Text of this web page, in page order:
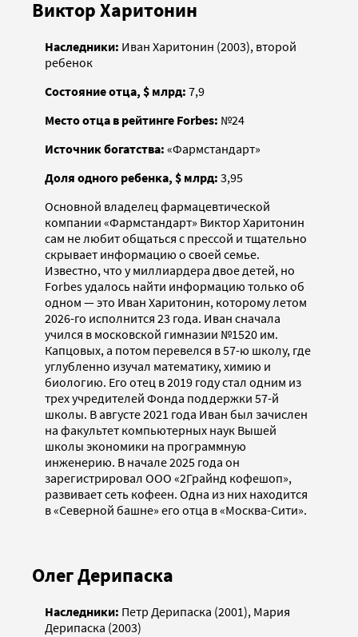
Виктор Харитонин
Наследники: Иван Харитонин (2003), второй
ребенок
Состояние отца, $ млрд: 7,9
Место отца в рейтинге Forbes: №24
Источник богатства: «Фармстандарт»
Доля одного ребенка, $ млрд: 3,95
Основной владелец фармацевтической
компании «Фармстандарт» Виктор Харитонин
сам не любит общаться с прессой и тщательно
скрывает информацию о своей семье.
Известно, что у миллиардера двое детей, но
Forbes удалось найти информацию только об
одном — это Иван Харитонин, которому летом
2026-го исполнится 23 года. Иван сначала
учился в московской гимназии №1520 им.
Капцовых, а потом перевелся в 57-ю школу, где
углубленно изучал математику, химию и
биологию. Его отец в 2019 году стал одним из
трех учредителей Фонда поддержки 57-й
школы. В августе 2021 года Иван был зачислен
на факультет компьютерных наук Вышей
школы экономики на программную
инженерию. В начале 2025 года он
зарегистрировал ООО «2Грайнд кофешоп»,
развивает сеть кофеен. Одна из них находится
в «Северной башне» его отца в «Москва-Сити».
Олег Дерипаска
Наследники: Петр Дерипаска (2001), Мария
Дерипаска (2003)